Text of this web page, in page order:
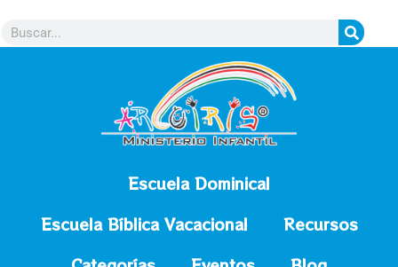
Escuela Dominical
Escuela Bíblica Vacacional
Recursos